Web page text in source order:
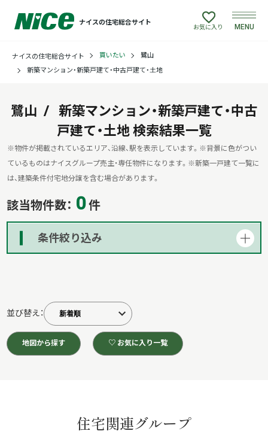
ナイスの住宅総合サイト
買いたい
建てたい
リフォームしたい
お気に入り MENU
ナイスの住宅総合サイト 買いたい
鷺山
新築マンション・新築戸建て・中古戸建て・土地
鷺山
新築マンション・新築戸建て・中古
戸建て・土地検索結果一覧
※物件が掲載されているエリア、沿線、駅を表示しています。 ※背景に色がつい
ているものはナイスグループ売主・専任物件になります。 ※新築一戸建て一覧に
は、建築条件付宅地分譲を含む場合があります。
該当物件数： 0 件
条件絞り込み
並び替え：
地図から探す ♡ お気に入り一覧
住宅関連グループ